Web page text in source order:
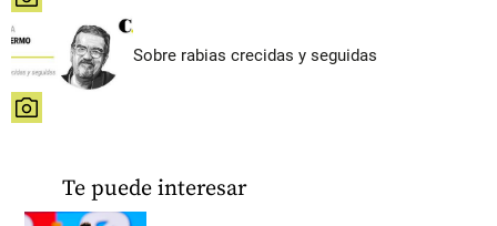
Sobre rabias crecidas y seguidas
share
Te puede interesar